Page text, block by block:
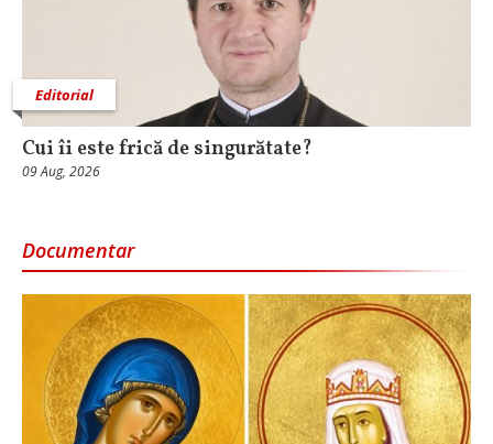
Editorial
Cui îi este frică de singurătate?
09 Aug, 2026
Documentar